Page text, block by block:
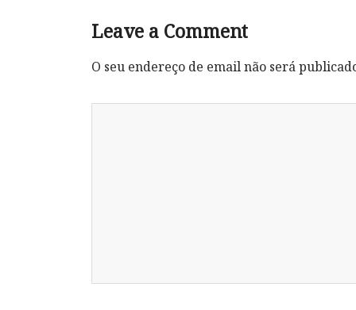
Leave a Comment
O seu endereço de email não será